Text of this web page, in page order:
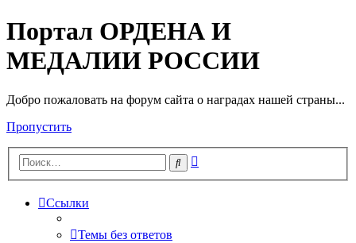
Портал ОРДЕНА И
МЕДАЛИИ РОССИИ
Добро пожаловать на форум сайта о наградах нашей страны...
Пропустить
Поиск
Ссылки
Темы без ответов